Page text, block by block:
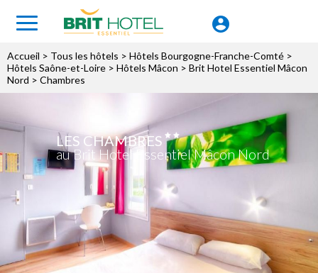
Accueil > Tous les hôtels > Hôtels Bourgogne-Franche-Comté >
Hôtels Saône-et-Loire > Hôtels Mâcon > Brit Hotel Essentiel Mâcon
Nord > Chambres
LES CHAMBRES
au Brit Hotel Essentiel Mâcon Nord